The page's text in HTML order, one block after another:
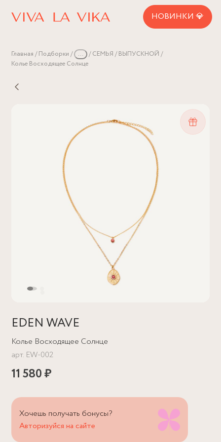
НОВИНКИ 💎
Главная Подборки ... СЕМЬЯ
ВЫПУСКНОЙ
Колье Восходящее Солнце
EDEN WAVE
Колье Восходящее Солнце
арт. EW-002
11 580 ₽
Хочешь получать бонусы?
Авторизуйся на сайте